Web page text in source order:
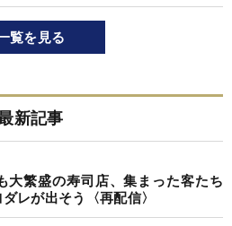
覧を見る
新記事
大繁盛の寿司店、集まった客たち
レが出そう〈再配信〉